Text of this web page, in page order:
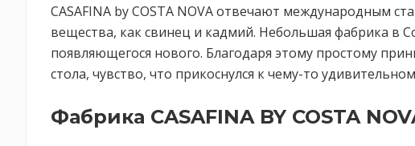
CASAFINA by COSTA NOVA отвечают международным
вещества, как свинец и кадмий. Небольшая фабрика в
появляющегося нового. Благодаря этому простому
стола, чувство, что прикоснулся к чему-то
Фабрика CASAFINA BY COSTA